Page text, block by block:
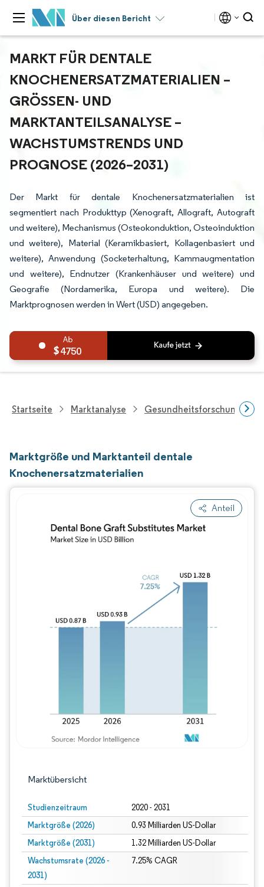
Über diesen Bericht
MARKT FÜR DENTALE
KNOCHENERSATZMATERIALIEN –
GRÖSSEN- UND M
ARKTANTEILSANALYSE – W
ACHSTUMSTRENDS UND P
ROGNOSE (2026–2031)
Der Markt für dentale Knochenersatzmaterialien ist
segmentiert nach Produkttyp (Xenograft, Allograft, Autograft
und weitere), Mechanismus (Osteokonduktion, Osteoinduktion
und weitere), Material (Keramikbasiert, Kollagenbasiert und
weitere), Anwendung (Socketerhaltung, Kammaugmentation
und weitere), Endnutzer (Krankenhäuser und weitere) und
Geografie (Nordamerika, Europa und weitere). Die
Marktprognosen werden in Wert (USD) angegeben.
4750
Startseite Marktanalyse Gesundheitsforschung
Marktgröße und Marktanteil dentale
Knochenersatzmaterialien
Anteil
Marktübersicht
Studienzeitraum 2020 - 2031
Marktgröße (2026) 0.93 Milliarden US-Dollar
Marktgröße (2031) 1.32 Milliarden US-Dollar
Wachstumsrate (2026 -
2031)
7.25% CAGR